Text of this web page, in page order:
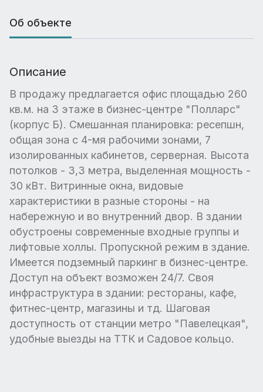
Об объекте
Описание
В продажу предлагается офис площадью 260
кв.м. на 3 этаже в бизнес-центре "Полларс"
(корпус Б). Смешанная планировка: ресепшн,
общая зона с 4-мя рабочими зонами, 7
изолированных кабинетов, серверная. Высота
потолков - 3,3 метра, выделенная мощность -
30 кВт. Витринные окна, видовые
характеристики в разные стороны - на
набережную и во внутренний двор. В здании
обустроены современные входные группы и
лифтовые холлы. Пропускной режим в здание.
Имеется подземный паркинг в бизнес-центре.
Доступ на объект возможен 24/7. Своя
инфраструктура в здании: рестораны, кафе,
фитнес-центр, магазины и тд. Шаговая
доступность от станции метро "Павелецкая",
удобные выезды на ТТК и Садовое кольцо.